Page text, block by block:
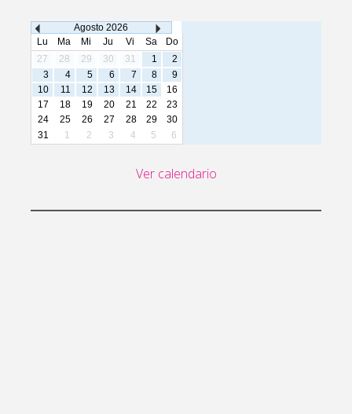
Agosto 2026
Lu
Ma Mi Ju Vi Sa
Do
27
28 29 30 31 1
2
3
4 5 6 7 8
9
10
11 12 13 14 15
16
17
18 19 20 21 22
23
24
25 26 27 28 29
30
31
1 2 3 4 5 6
Ver calendario